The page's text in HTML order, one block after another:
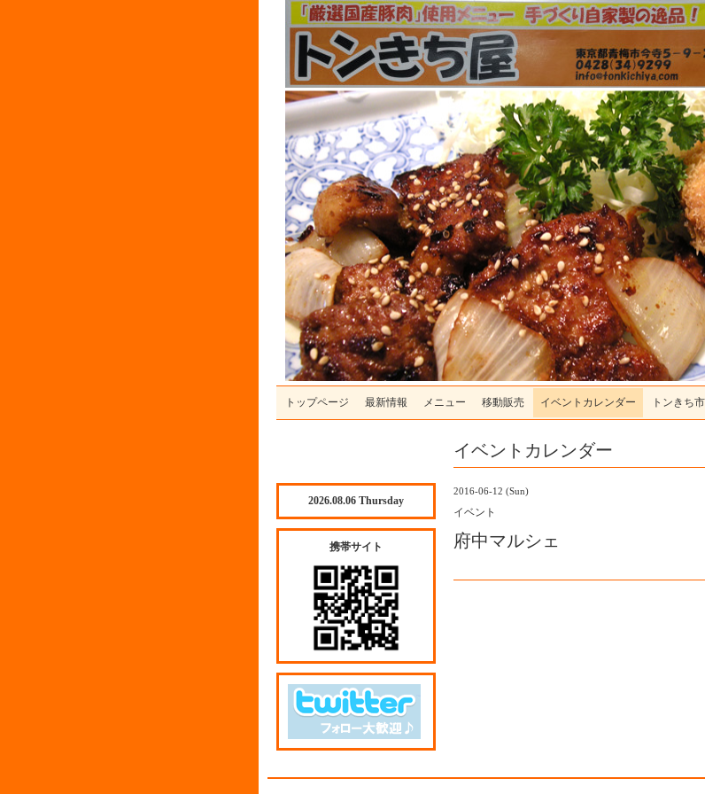
トップページ 最新情報 メニュー 移動販売 イベントカレンダー トンきち
イベントカレンダー
2016-06-12 (Sun)
イベント
府中マルシェ
2026.08.06 Thursday
携帯サイト